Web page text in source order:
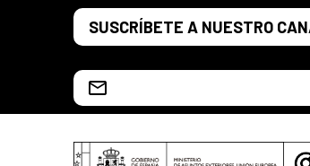
Saltar al contenido principal
SUSCRÍBETE A NUESTRO